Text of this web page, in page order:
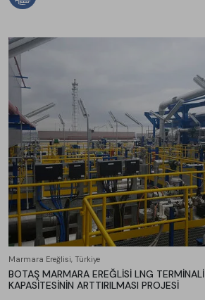
Marmara Ereğlisi, Türkiye
BOTAŞ MARMARA EREĞLİSİ LNG TERMİNALİ
KAPASİTESİNİN ARTTIRILMASI PROJESİ